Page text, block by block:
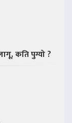
कति पुग्यो ?